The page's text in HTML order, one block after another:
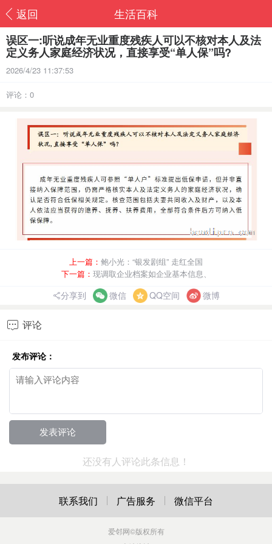
返回
生活百科
误区一:听说成年无业重度残疾人可以不核对本人及法
定义务人家庭经济状况，直接享受“单人保”吗?
2026/4/23 11:37:53
评论：0
上一篇： 鲍小光：“银发剧组” 走红全国
下一篇： 现调取企业档案如企业基本信息、
分享到 微信 QQ空间 微博
 评论
发布评论：
还没有人评论此条信息！
联系我们 广告服务 微信平台
爱邻网©版权所有